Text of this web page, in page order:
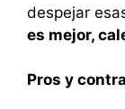
despejar
es mejor,
Pros y